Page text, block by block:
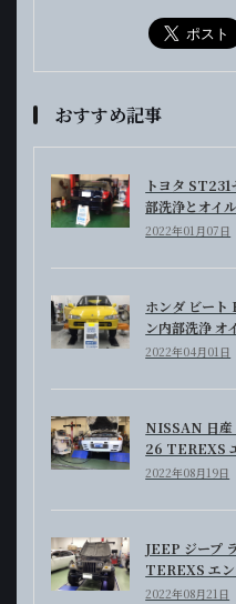
おすすめ記事
トヨタ
部洗浄とオイ
2022年01月07日
ホンダ ビー
ン内部洗浄 オ
2022年04月01日
NISSAN 日産
26 TEREXS
2022年08月19日
JEEP ジープ
TEREXS エン
2022年08月21日